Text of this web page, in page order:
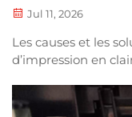
Jul 11, 2026
Les causes et les
d’impression en
Certains
qu’une impression